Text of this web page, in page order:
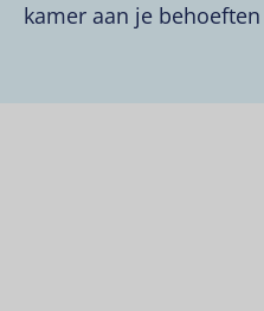
kamer aan je